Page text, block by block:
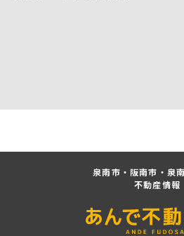
泉南市・阪南市・泉
不動産情報